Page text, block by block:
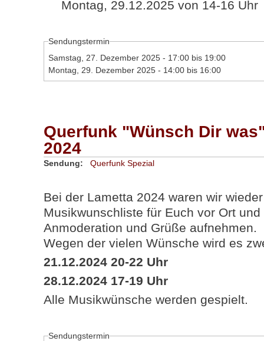
Montag, 29.12.2025 von 14-16 Uhr
Sendungstermin
Samstag, 27. Dezember 2025 - 17:00 bis 19:00
Montag, 29. Dezember 2025 - 14:00 bis 16:00
Querfunk "Wünsch Dir
2024
Sendung: Querfunk Spezial
Bei der Lametta 2024 waren wir
Musikwunschliste für Euch vor Ort
Anmoderation und Grüße aufnehmen.
Wegen der vielen Wünsche wird es
21.12.2024 20-22 Uhr
28.12.2024 17-19 Uhr
Alle Musikwünsche werden gespielt.
Sendungstermin